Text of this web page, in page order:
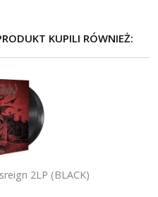
KUPILI RÓWNIEŻ:
2LP (BLACK)